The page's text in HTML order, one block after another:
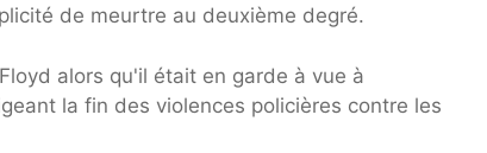
de meurtre au deuxième degré.
alors qu'il était en garde à vue à
la fin des violences policières contre les